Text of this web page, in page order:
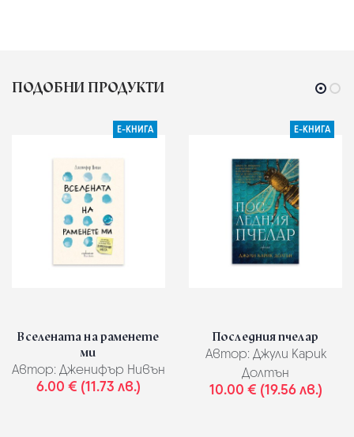
ПОДОБНИ ПРОДУКТИ
Е-КНИГА
Вселената на раменете
ми
Автор: Дженифър Нивън
6.00 € (11.73 лв.)
Е-КНИГА
Последния пчелар
Автор: Джули Карик
Долтън
10.00 € (19.56 лв.)